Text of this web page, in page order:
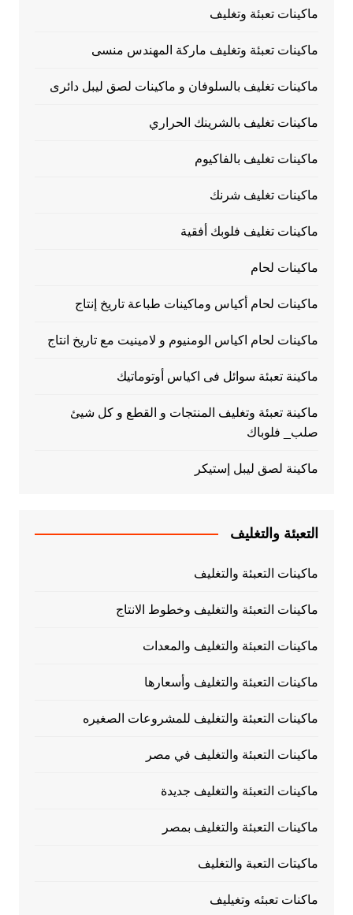
ماكينات تعبئة وتغليف
ماكينات تعبئة وتغليف ماركة المهندس منسى
ماكينات تغليف بالسلوفان و ماكينات لصق ليبل دائرى
ماكينات تغليف بالشرينك الحراري
ماكينات تغليف بالفاكيوم
ماكينات تغليف شرنك
ماكينات تغليف فلوبك أفقية
ماكينات لحام
ماكينات لحام أكياس وماكينات طباعة تاريخ إنتاج
ماكينات لحام اكياس الومنيوم و لامينيت مع تاريخ انتاج
ماكينة تعبئة سوائل فى اكياس أوتوماتيك
ماكينة تعبئة وتغليف المنتجات و القطع و كل شيئ
صلب_ فلوباك
ماكينة لصق ليبل إستيكر
التعبئة والتغليف
ماكينات التعبئة والتغليف
ماكينات التعبئة والتغليف وخطوط الانتاج
ماكينات التعبئة والتغليف والمعدات
ماكينات التعبئة والتغليف وأسعارها
ماكينات التعبئة والتغليف للمشروعات الصغيره
ماكينات التعبئة والتغليف في مصر
ماكينات التعبئة والتغليف جديدة
ماكينات التعبئة والتغليف بمصر
ماكيتات التعبة والتغليف
ماكنات تعبئه وتغيليف